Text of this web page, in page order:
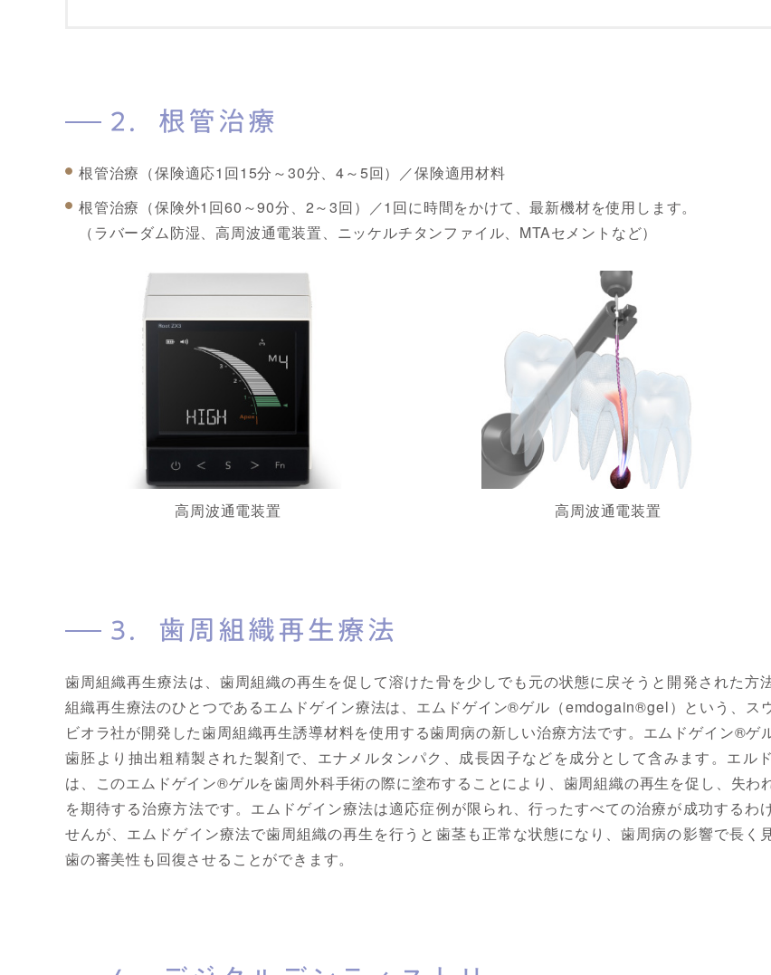
2．根管治療
根管治療（保険適応1回15分～30分、4～5回）／保険適用材料
根管治療（保険外1回60～90分、2～3回）／1回に時間をかけて、最新機材を使用します。
（ラバーダム防湿、高周波通電装置、ニッケルチタンファイル、MTAセメントなど）
高周波通電装置 高周波通電装置
3．歯周組織再生療法
歯周組織再生療法は、歯周組織の再生を促して溶けた骨を少しでも元の状態に戻そうと開発された方
組織再生療法のひとつであるエムドゲイン療法は、エムドゲイン®ゲル（emdogain®gel）という、ス
ビオラ社が開発した歯周組織再生誘導材料を使用する歯周病の新しい治療方法です。エムドゲイン®ゲ
歯胚より抽出粗精製された製剤で、エナメルタンパク、成長因子などを成分として含みます。エル
は、このエムドゲイン®ゲルを歯周外科手術の際に塗布することにより、歯周組織の再生を促し、失わ
を期待する治療方法です。エムドゲイン療法は適応症例が限られ、行ったすべての治療が成功するわ
せんが、エムドゲイン療法で歯周組織の再生を行うと歯茎も正常な状態になり、歯周病の影響で長く
歯の審美性も回復させることができます。